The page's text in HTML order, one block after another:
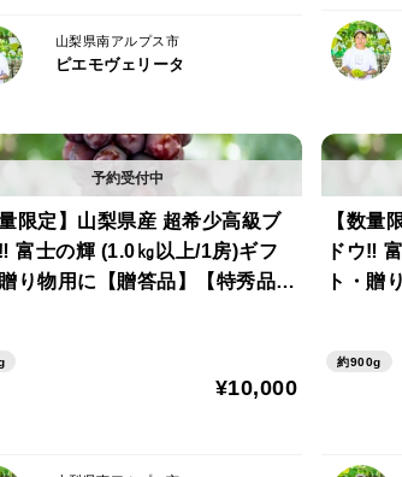
山梨県南アルプス市
ピエモヴェリータ
量限定】山梨県産 超希少高級ブ
‼ 富士の輝 (1.0㎏以上/1房)ギフ
贈り物用に【贈答品】【特秀品】
¥10,000
【数量
ドウ‼
ト・贈
約900g